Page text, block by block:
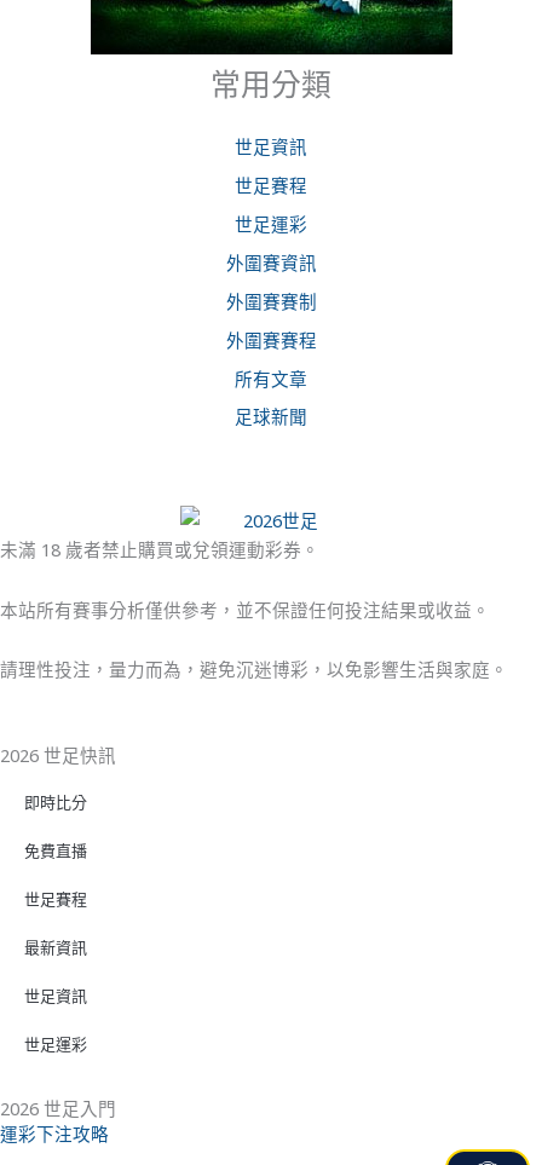
常用分類
世足資訊
世足賽程
世足運彩
外圍賽資訊
外圍賽賽制
外圍賽賽程
所有文章
足球新聞
未滿 18 歲者禁止購買或兌領運動彩券。
本站所有賽事分析僅供參考，並不保證任何投注結果或收益。
請理性投注，量力而為，避免沉迷博彩，以免影響生活與家庭。
2026 世足快訊
即時比分
免費直播
世足賽程
最新資訊
世足資訊
世足運彩
2026 世足入門
運彩下注攻略